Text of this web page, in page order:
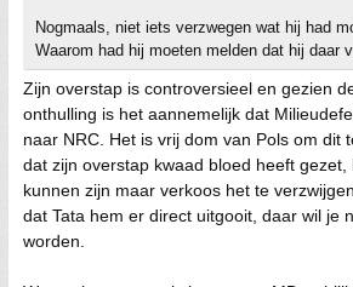
Nogmaals, niet iets verzwegen wat hij had
Waarom had hij moeten melden dat hij daar
Zijn overstap is controversieel en gezien
onthulling is het aannemelijk dat
naar NRC. Het is vrij dom van Pols om dit
dat zijn overstap kwaad bloed heeft gezet,
kunnen zijn maar verkoos het te
dat Tata hem er direct uitgooit, daar wil je
worden.